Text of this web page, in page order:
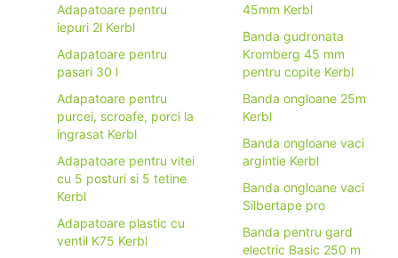
Adapatoare pentru
iepuri 2l Kerbl
Adapatoare pentru
pasari 30 l
Adapatoare pentru
purcei, scroafe, porci la
ingrasat Kerbl
Adapatoare pentru vitei
cu 5 posturi si 5 tetine
Kerbl
Adapatoare plastic cu
ventil K75 Kerbl
45mm Kerbl
Banda gudronata
Kromberg 45 mm
pentru copite Kerbl
Banda ongloane 25m
Kerbl
Banda ongloane vaci
argintie Kerbl
Banda ongloane vaci
Silbertape pro
Banda pentru gard
electric Basic 250 m